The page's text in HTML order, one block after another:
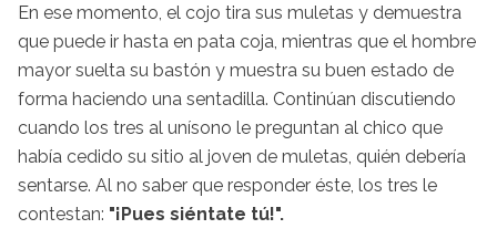
En ese momento, el cojo tira sus muletas y demuestra
que puede ir hasta en pata coja, mientras que el hombre
mayor suelta su bastón y muestra su buen estado de
forma haciendo una sentadilla. Continúan discutiendo
cuando los tres al unísono le preguntan al chico que
había cedido su sitio al joven de muletas, quién debería
sentarse. Al no saber que responder éste, los tres le
contestan: "¡Pues siéntate tú!".